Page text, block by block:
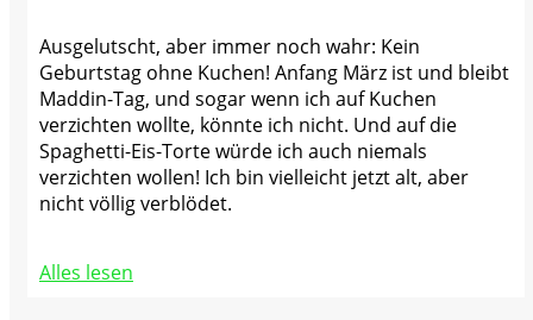
Ausgelutscht, aber immer noch wahr: Kein
Geburtstag ohne Kuchen! Anfang März ist und bleibt
Maddin-Tag, und sogar wenn ich auf Kuchen
verzichten wollte, könnte ich nicht. Und auf die
Spaghetti-Eis-Torte würde ich auch niemals
verzichten wollen! Ich bin vielleicht jetzt alt, aber
nicht völlig verblödet.
Alles lesen